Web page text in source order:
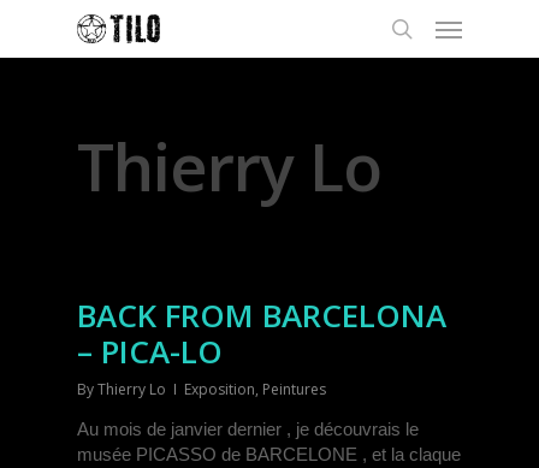
Thierry Lo
BACK FROM BARCELONA
– PICA-LO
ByThierry Lo Exposition, Peintures
Au mois de janvier dernier , je découvrais le
musée PICASSO de BARCELONE , et la claque